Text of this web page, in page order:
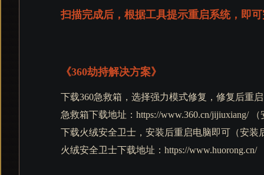
扫描完成后，根据工具提示重启系统，即
《360劫持解决方案》
下载360急救箱，选择强力模式修复，修复后重
急救箱下载地址：https://www.360.cn/jijiuxiang/
下载火绒安全卫士，安装后重启电脑即可（安装
火绒安全卫士下载地址：https://www.huorong.cn/